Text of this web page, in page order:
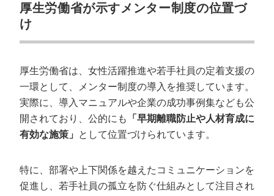
厚生労働省が示すメンター制度の位置づ
け
厚生労働省は、女性活躍推進や若手社員の定着支援の
一環として、メンター制度の導入を推奨しています。
実際に、導入マニュアルや企業の成功事例集なども公
開されており、公的にも
「早期離職防止や人材育成に
有効な施策」
として位置づけられています。
特に、部署や上下関係を越えたコミュニケーションを
促進し、若手社員の孤立を防ぐ仕組みとして注目され